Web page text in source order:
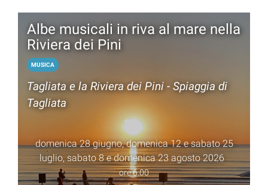
Albe musicali in riva al mare nella
Riviera dei Pini
MUSICA
Tagliata e la Riviera dei Pini - Spiaggia di
Tagliata
domenica 28 giugno, domenica 12 e sabato 25
luglio, sabato 8 e domenica 23 agosto 2026
ore 6.00